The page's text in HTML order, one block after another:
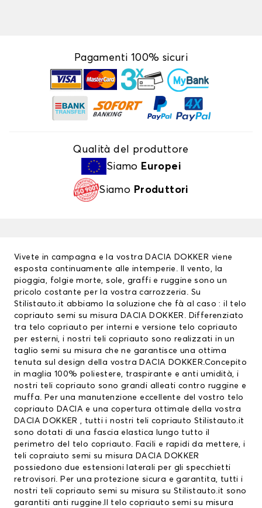
Pagamenti 100% sicuri
Qualità del produttore
Siamo Europei
Siamo Produttori
Vivete in campagna e la vostra DACIA DOKKER viene
esposta continuamente alle intemperie. Il vento, la
pioggia, folgie morte, sole, graffi e ruggine sono un
pricolo costante per la vostra carrozzeria. Su
Stilistauto.it abbiamo la soluzione che fà al caso : il telo
copriauto semi su misura DACIA DOKKER. Differenziato
tra telo copriauto per interni e versione telo copriauto
per esterni, i nostri teli copriauto sono realizzati in un
taglio semi su misura che ne garantisce una ottima
tenuta sul design della vostra DACIA DOKKER.Concepito
in maglia 100% poliestere, traspirante e anti umidità, i
nostri teli copriauto sono grandi alleati contro ruggine e
muffa. Per una manutenzione eccellente del vostro telo
copriauto DACIA e una copertura ottimale della vostra
DACIA DOKKER , tutti i nostri teli copriauto Stilistauto.it
sono dotati di una fascia elastica lungo tutto il
perimetro del telo copriauto. Facili e rapidi da mettere, i
teli copraiuto semi su misura DACIA DOKKER
possiedono due estensioni laterali per gli specchietti
retrovisori. Per una protezione sicura e garantita, tutti i
nostri teli copriauto semi su misura su Stilistauto.it sono
garantiti anti ruggine.Il telo copriauto semi su misura